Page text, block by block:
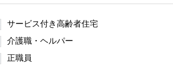
サービス付き高齢者住宅
介護職・ヘルパー
正職員